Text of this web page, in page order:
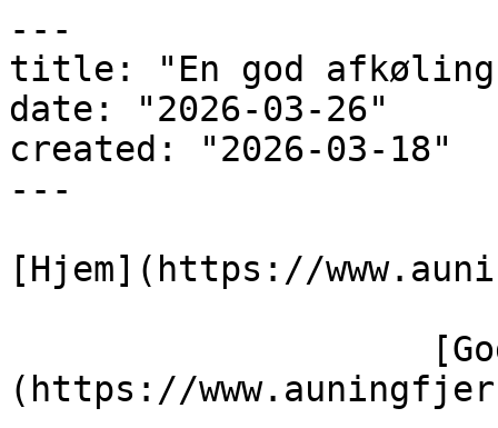
---
title: "En god
date: "2026-03-26"
created: "2026-03-18"
---
[Hjem](https://
(https://